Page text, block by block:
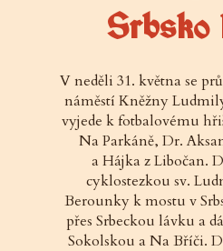
Srbsko
V neděli 31. května se
náměstí Kněžny
vyjede k fotbalovému
Na Parkáně, Dr.
a Hájka z Libočan.
cyklostezkou sv.
Berounky k mostu v
přes Srbeckou lávku a
Sokolskou a Na Bříči.